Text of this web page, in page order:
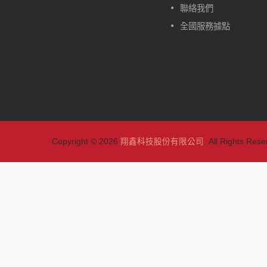
聯絡我們
全國服務據點
的。除了一般型的W417，另外還
W417-CA、W417-HA、W417-
Copyright © 2026 翔鑫科技股份有限公司 . All Rights